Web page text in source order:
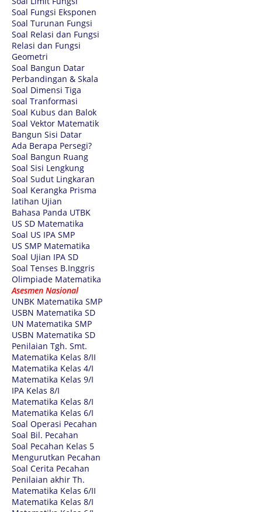
Soal Fungsi Eksponen
Soal Turunan Fungsi
Soal Relasi dan Fungsi
Relasi dan Fungsi
Geometri
Soal Bangun Datar
Perbandingan & Skala
Soal Dimensi Tiga
soal Tranformasi
Soal Kubus dan Balok
Soal Vektor Matematik
Bangun Sisi Datar
Ada Berapa Persegi?
Soal Bangun Ruang
Soal Sisi Lengkung
Soal Sudut Lingkaran
Soal Kerangka Prisma
latihan Ujian
Bahasa Panda UTBK
US SD Matematika
Soal US IPA SMP
US SMP Matematika
Soal Ujian IPA SD
Soal Tenses B.Inggris
Olimpiade Matematika
Asesmen Nasional
UNBK Matematika SMP
USBN Matematika SD
UN Matematika SMP
USBN Matematika SD
Penilaian Tgh. Smt.
Matematika Kelas 8/II
Matematika Kelas 4/I
Matematika Kelas 9/I
IPA Kelas 8/I
Matematika Kelas 8/I
Matematika Kelas 6/I
Soal Operasi Pecahan
Soal Bil. Pecahan
Soal Pecahan Kelas 5
Mengurutkan Pecahan
Soal Cerita Pecahan
Penilaian akhir Th.
Matematika Kelas 6/II
Matematika Kelas 8/I